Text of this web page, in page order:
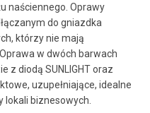
naściennego. Oprawy
do gniazdka
którzy nie mają
w dwóch barwach
z diodą SUNLIGHT oraz
uzupełniające, idealne
biznesowych.